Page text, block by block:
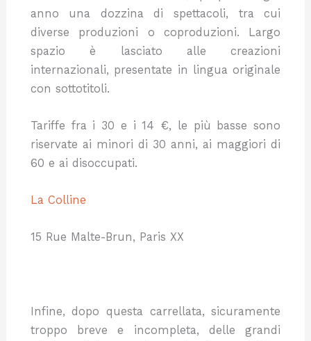
anno una dozzina di spettacoli, tra cui
diverse produzioni o coproduzioni. Largo
spazio è lasciato alle creazioni
internazionali, presentate in lingua originale
con sottotitoli.
Tariffe fra i 30 e i 14 €, le più basse sono
riservate ai minori di 30 anni, ai maggiori di
60 e ai disoccupati.
La Colline
15 Rue Malte-Brun, Paris XX
Infine, dopo questa carrellata, sicuramente
troppo breve e incompleta, delle grandi